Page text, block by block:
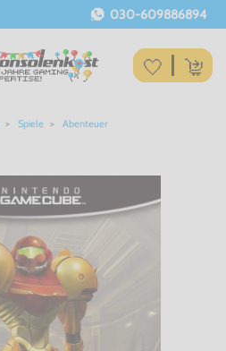
030-609886894
Spiele Abenteuer